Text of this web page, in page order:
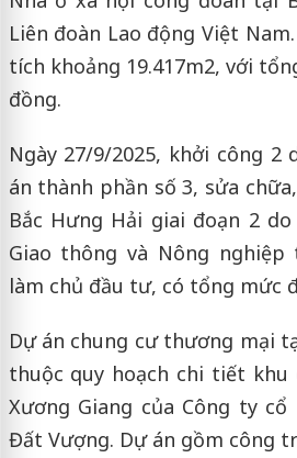
Liên đoàn Lao động Việt
tích khoảng 19.417m2, với
đồng.
Ngày 27/9/2025, khởi công 2
án thành phần số 3, sửa
Bắc Hưng Hải giai đoạn 2
Giao thông và Nông
làm chủ đầu tư, có tổng mức
Dự án chung cư thương mại
thuộc quy hoạch chi tiết khu
Xương Giang của Công ty
Đất Vượng. Dự án gồm công